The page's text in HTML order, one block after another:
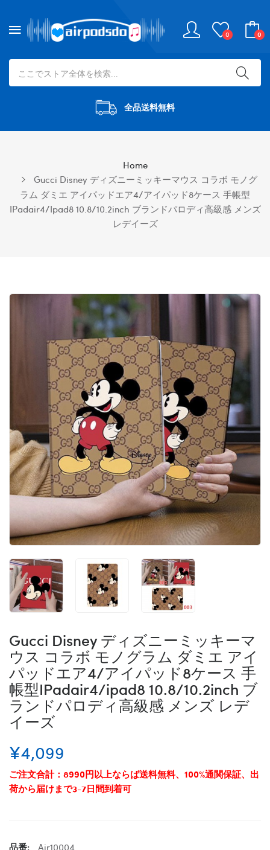
0 0
全品送料無料
Home
Gucci Disney ディズニーミッキーマウス コラボ モノグ
ラム ダミエ アイパッドエア4/アイパッド8ケース 手帳型
IPadair4/ipad8 10.8/10.2inch ブランドパロディ高級感 メンズ
レデイーズ
Gucci Disney ディズニーミッキーマ
ウス コラボ モノグラム ダミエ アイ
パッドエア4/アイパッド8ケース 手
帳型IPadair4/ipad8 10.8/10.2inch ブ
ランドパロディ高級感 メンズ レデ
イーズ
¥4,099
ご注文合計：8990円以上ならば送料無料、100%通関保証、出
荷から届けまで3-7日間到着可
品番:
Air10004